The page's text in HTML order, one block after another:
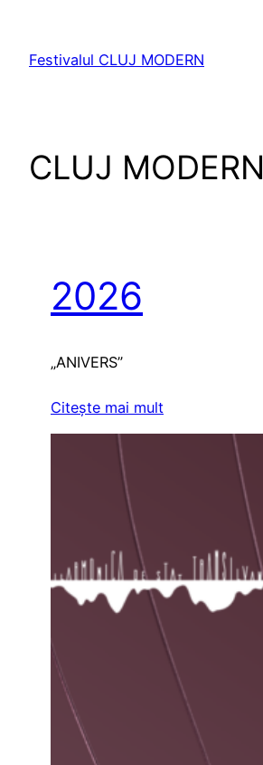
conținut
Festivalul CLUJ MODERN
CLUJ MODERN
2026
„ANIVERS”
Citeşte mai mult